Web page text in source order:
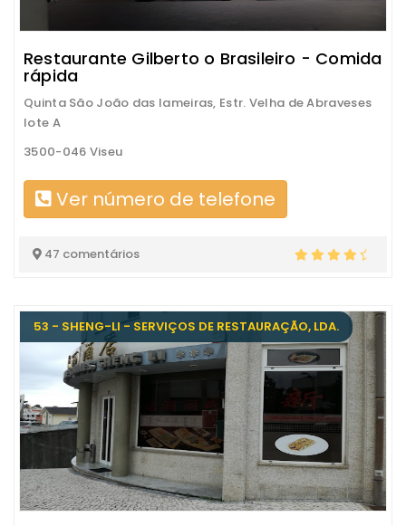
Restaurante Gilberto o Brasileiro - Comida
rápida
Quinta São João das lameiras, Estr. Velha de Abraveses
lote A
3500-046 Viseu
Ver número de telefone
47 comentários
53 - SHENG-LI - SERVIÇOS DE RESTAURAÇÃO, LDA.